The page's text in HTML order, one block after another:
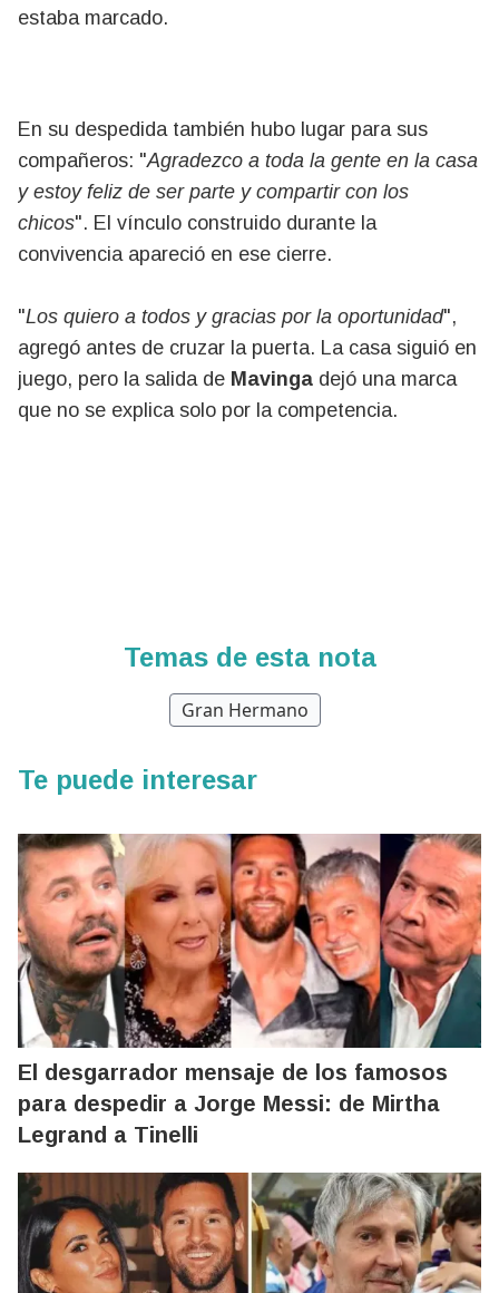
estaba marcado.
En su despedida también hubo lugar para sus
compañeros: "Agradezco a toda la gente en la casa
y estoy feliz de ser parte y compartir con los
chicos". El vínculo construido durante la
convivencia apareció en ese cierre.
"Los quiero a todos y gracias por la oportunidad",
agregó antes de cruzar la puerta. La casa siguió en
juego, pero la salida de Mavinga dejó una marca
que no se explica solo por la competencia.
Temas de esta nota
Gran Hermano
Te puede interesar
El desgarrador mensaje de los famosos
para despedir a Jorge Messi: de Mirtha
Legrand a Tinelli